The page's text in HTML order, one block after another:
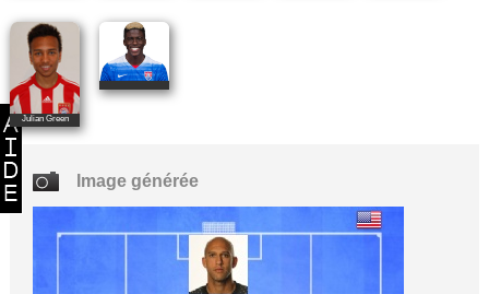
Julian Green
Image générée